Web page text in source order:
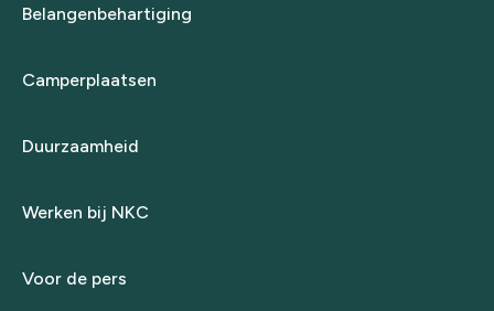
Belangenbehartiging
Camperplaatsen
Duurzaamheid
Werken bij NKC
Voor de pers